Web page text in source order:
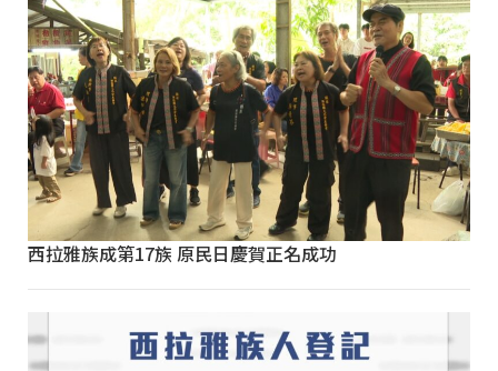
西拉雅族成第17族 原民日慶賀正名成功